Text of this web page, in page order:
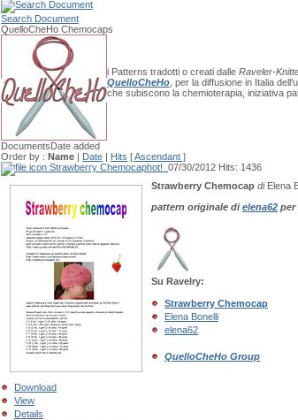
Search Document
QuelloCheHo Chemocaps
i Patterns tradotti o creati dalle Raveler-
QuelloCheHo , per la diffusione in Italia
che subiscono la chemioterapia, iniziativa
DocumentsDate added
Order by : Name | Date | Hits [ Ascendant ]
Strawberry Chemocaphot! 07/30/2012 Hits: 1436
Strawberry Chemocap di Elena
pattern originale dielena62 per
Su Ravelry:
Strawberry Chemocap
Elena Bonelli
elena62
QuelloCheHo Group
Download
View
Details